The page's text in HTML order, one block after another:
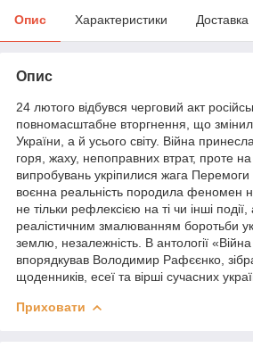
Опис Характеристики Доставка
Опис
24 лютого відбувся черговий акт
повномасштабне вторгнення, що
України, а й усього світу. Війна
горя, жаху, непоправних втрат, проте
випробувань укріпилися жага Перемоги
воєнна реальність породила феномен
не тільки рефлексією на ті чи інші
реалістичним змалюванням боротьби
землю, незалежність. В антології
впорядкував Володимир Рафєєнко,
щоденників, есеї та вірші сучасних
Приховати